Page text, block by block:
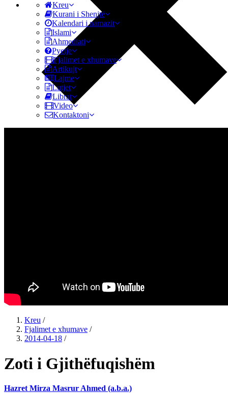
Kreu
Kurani i Shenjtë
Kalendari i namazit
Islami
Ahmediati
Pyetje
Fjalimet e xhumave
Artikujt
Lajme
Lutjet
Librat
Video
Kontaktoni
Kreu /
Fjalimet e xhumave /
2014-04-18 /
Zoti i Gjithëfuqishëm
Hazret Mirza Masrur Ahmed (a.b.a.)